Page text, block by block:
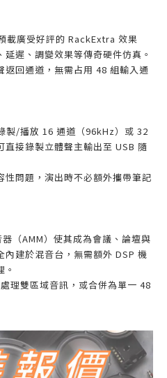
載廣受好評的 RackExtra 效果
遲、調變效果等傳奇硬件仿真。
回通道，無需占用 48 組輸入通
製/播放 16 通道（96kHz）或 32
接錄製立體聲主輸出至 USB 隨
性問題，演出時不必額外攜帶筆記
（AMM）使其成為會議、論壇與
內建於混音台，無需額外 DSP 機
理雙區域音訊，或合併為單一 48